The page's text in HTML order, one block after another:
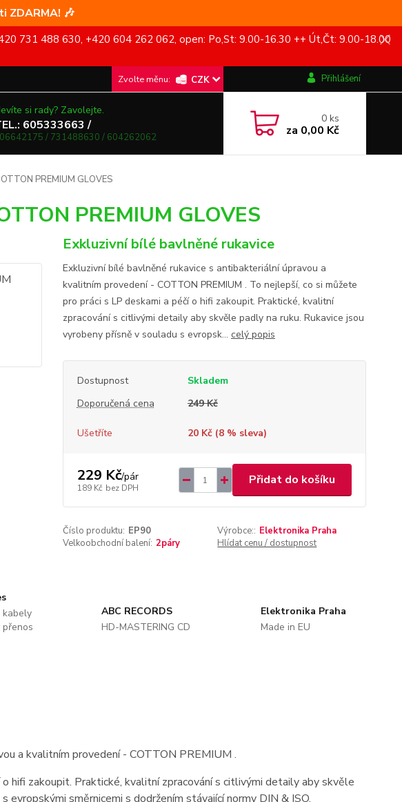
ZDARMA! 🎶
731 488 630, +420 604 262 062, open: Po,St: 9.00-16.30 ++ Út,Čt: 9.00-18.00
CZK Přihlášení
si rady? Zavolejte.
605333663 /
/ 731488630 / 604262062
0ks
za 0,00 Kč
PREMIUM GLOVES
PREMIUM GLOVES
Exkluzivní bílé bavlněné rukavice
Exkluzivní bílé bavlněné rukavice s antibakteriální úpravou a
kvalitním provedení - COTTON PREMIUM . To nejlepší, co si můžete
pro práci s LP deskami a péčí o hifi zakoupit. Praktické, kvalitní
zpracování s citlivými detaily aby skvěle padly na ruku. Rukavice jsou
vyrobeny přísně v souladu s evropsk... celý popis
Dostupnost
Skladem
Doporučená cena
249 Kč
Ušetříte 20 Kč (8% sleva)
229 Kč/pár
189 Kč bez DPH
Přidat do košíku
Číslo produktu: EP90 Výrobce:: Elektronika Praha
Velkoobchodní balení: 2páry Hlídat cenu / dostupnost
kabely
ABC RECORDS
HD-MASTERING CD
Elektronika Praha
Made in EU
a kvalitním provedení - COTTON PREMIUM .
hifi zakoupit. Praktické, kvalitní zpracování s citlivými detaily aby skvěle
evropskými směrnicemi s dodržením stávající normy DIN & ISO.